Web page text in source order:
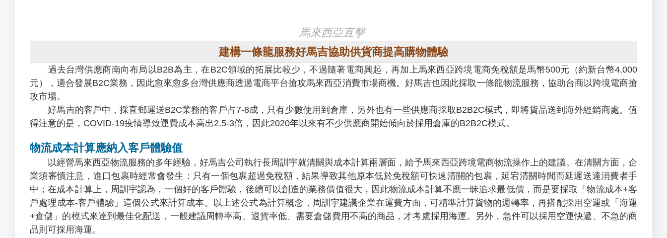
馬來西亞直擊
建構一條龍服務好馬吉協助供貨商提高購物體驗
過去台灣供應商南向布局以B2B為主，在B2C領域的拓展比較少，不過隨著電商興起，再加上馬來西亞跨境電商免稅額是馬幣500元（約新台幣4,000
元），適合發展B2C業務，因此愈來愈多台灣供應商透過電商平台搶攻馬來西亞消費市場商機。好馬吉也因此採取一條龍物流服務，協助台商以跨境電商搶
攻市場。
好馬吉的客戶中，採直郵運送B2C業務的客戶占7-8成，只有少數使用到倉庫，另外也有一些供應商採取B2B2C模式，即將貨品送到海外經銷商處。值
得注意的是，COVID-19疫情導致運費成本高出2.5-3倍，因此2020年以來有不少供應商開始傾向於採用倉庫的B2B2C模式。
物流成本計算應納入客戶體驗值
以經營馬來西亞物流服務的多年經驗，好馬吉公司執行長周訓宇就清關與成本計算兩層面，給予馬來西亞跨境電商物流操作上的建議。在清關方面，企
業須審慎注意，進口包裹時經常會發生：只有一個包裹超過免稅額，結果導致其他原本低於免稅額可快速清關的包裹，延宕清關時間而延遲送達消費者手
中；在成本計算上，周訓宇認為，一個好的客戶體驗，後續可以創造的業務價值很大，因此物流成本計算不應一昧追求最低價，而是要採取「物流成本+客
戶處理成本-客戶體驗」這個公式來計算成本。以上述公式為計算概念，周訓宇建議企業在運費方面，可精準計算貨物的週轉率，再搭配採用空運或「海運
+倉儲」的模式來達到最佳化配送，一般建議周轉率高、退貨率低、需要倉儲費用不高的商品，才考慮採用海運。另外，急件可以採用空運快遞、不急的商
品則可採用海運。